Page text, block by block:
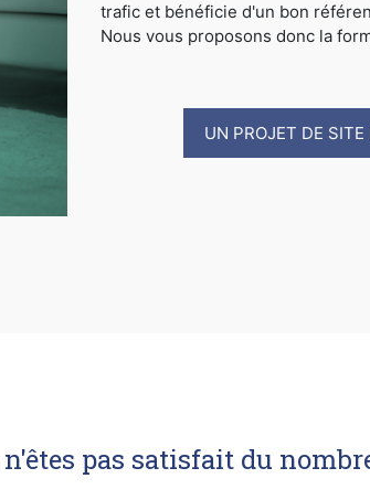
trafic et bénéficie d'un bon
Nous vous proposons donc la
UN PROJET DE
pas satisfait du